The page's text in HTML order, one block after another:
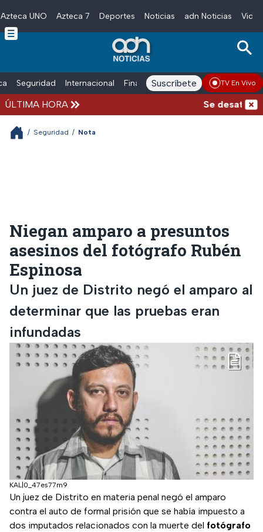
Skip to main content
Azteca UNO Azteca 7 Deportes Noticias adn Noticias
Seguridad Internacional Finanzas adn Noticias Radio
Suscríbete TV En Vivo
ÚLTIMA HORA Se desata
/ Seguridad / Nota
Niegan amparo a presuntos
asesinos del fotógrafo Rubén
Espinosa
Un juez de Distrito negó el amparo al
determinar que las pruebas eran
infundadas
KAL|0_47es77m9
Un juez de Distrito en materia penal negó el amparo
contra el auto de formal prisión que se había impuesto a
dos imputados relacionados con la muerte del fotógrafo